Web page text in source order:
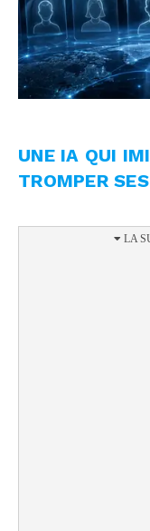
UNE IA QUI
TROMPER